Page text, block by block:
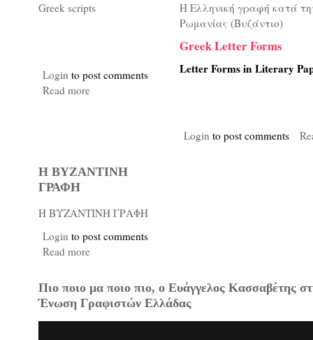
Greek scripts
Login to post comments
Read more
Η Ελληνική γραφή κατά
Ρωμανίας (Βυζάντιο)
Greek Letter Forms
Letter Forms in Literary
Login to post comments
Η ΒΥΖΑΝΤΙΝΗ
ΓΡΑΦΗ
Η ΒΥΖΑΝΤΙΝΗ ΓΡΑΦΗ
Login to post comments
Read more
Πιο ποιο μα ποιο πιο, ο Ευάγγελος Κασσαβέτης
Ένωση Γραφιστών Ελλάδας